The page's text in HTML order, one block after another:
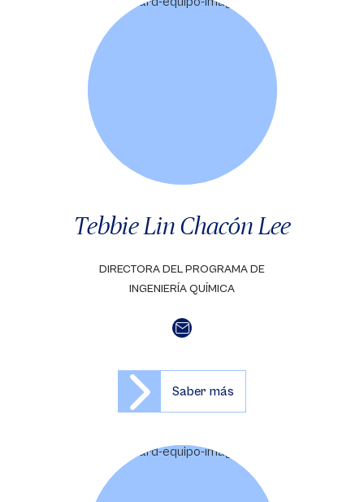
Tebbie Lin Chacón Lee
DIRECTORA DEL PROGRAMA DE
INGENIERÍA QUÍMICA
Saber más